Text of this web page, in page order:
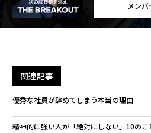
メン
関連記事
優秀な社員が辞めてしまう本当の理由
精神的に強い人が「絶対にしない」10のこ